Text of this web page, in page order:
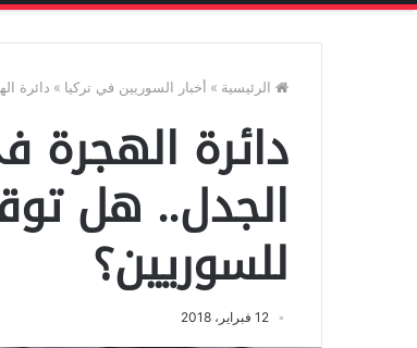
الرئيسية » أخبار السوريين في تركيا » دائرة
دائرة
الجدل.. هل
للسوريين؟
12 فبراير، 2018